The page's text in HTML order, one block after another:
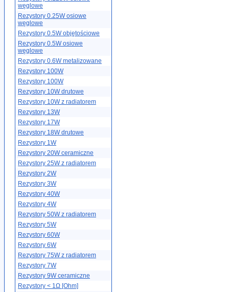
węglowe
Rezystory 0.25W osiowe
węglowe
Rezystory 0.5W objętościowe
Rezystory 0.5W osiowe
węglowe
Rezystory 0.6W metalizowane
Rezystory 100W
Rezystory 100W
Rezystory 10W drutowe
Rezystory 10W z radiatorem
Rezystory 13W
Rezystory 17W
Rezystory 18W drutowe
Rezystory 1W
Rezystory 20W ceramiczne
Rezystory 25W z radiatorem
Rezystory 2W
Rezystory 3W
Rezystory 40W
Rezystory 4W
Rezystory 50W z radiatorem
Rezystory 5W
Rezystory 60W
Rezystory 6W
Rezystory 75W z radiatorem
Rezystory 7W
Rezystory 9W ceramiczne
Rezystory < 1Ω [Ohm]